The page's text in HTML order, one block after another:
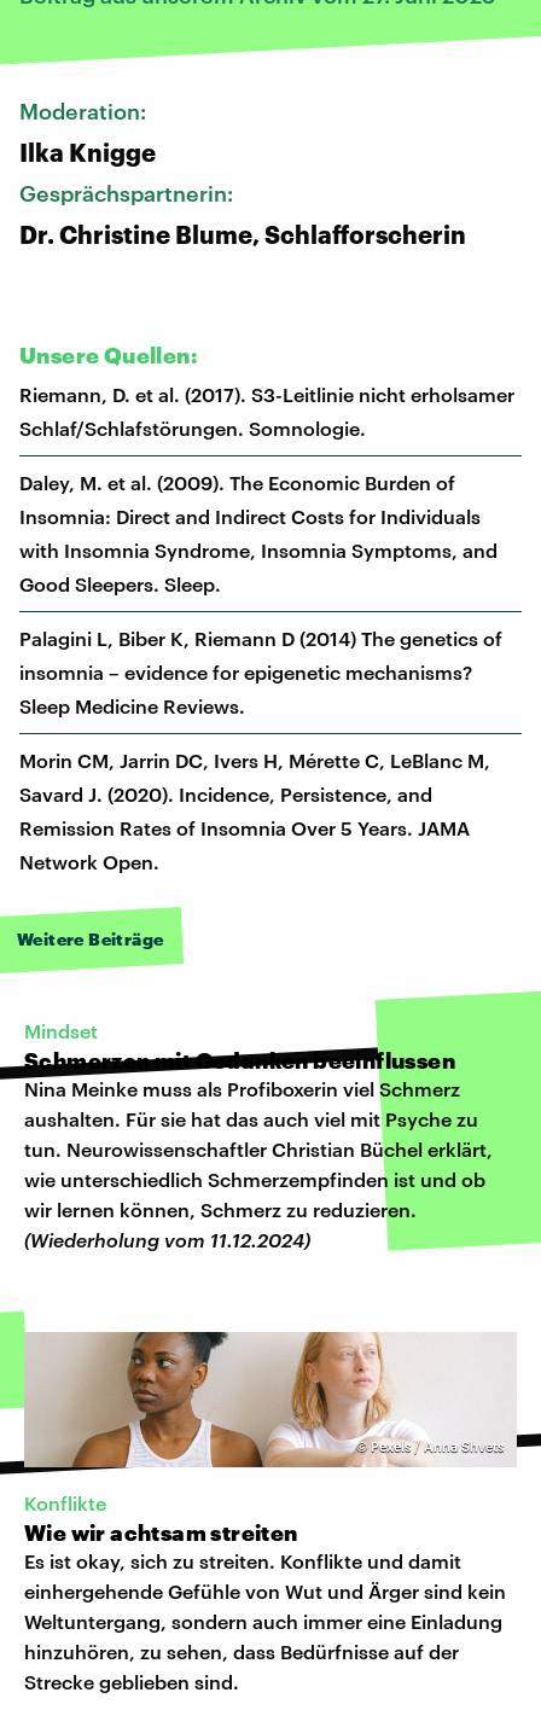
Moderation:
Ilka Knigge
Gesprächspartnerin:
Dr. Christine Blume, Schlafforscherin
Unsere Quellen:
Riemann, D. et al. (2017). S3-Leitlinie nicht erholsamer
Schlaf/Schlafstörungen. Somnologie.
Daley, M. et al. (2009). The Economic Burden of
Insomnia: Direct and Indirect Costs for Individuals
with Insomnia Syndrome, Insomnia Symptoms, and
Good Sleepers. Sleep.
Palagini L, Biber K, Riemann D (2014) The genetics of
insomnia – evidence for epigenetic mechanisms?
Sleep Medicine Reviews.
Morin CM, Jarrin DC, Ivers H, Mérette C, LeBlanc M,
Savard J. (2020). Incidence, Persistence, and
Remission Rates of Insomnia Over 5 Years. JAMA
Network Open.
Weitere Beiträge
Mindset
Schmerzen mit Gedanken beeinflussen
Nina Meinke muss als Profiboxerin viel Schmerz
aushalten. Für sie hat das auch viel mit Psyche zu
tun. Neurowissenschaftler Christian Büchel erklärt,
wie unterschiedlich Schmerzempfinden ist und ob
wir lernen können, Schmerz zu reduzieren.
(Wiederholung vom 11.12.2024)
© Pexels / Anna Shvets
Konflikte
Wie wir achtsam streiten
Es ist okay, sich zu streiten. Konflikte und damit
einhergehende Gefühle von Wut und Ärger sind kein
Weltuntergang, sondern auch immer eine Einladung
hinzuhören, zu sehen, dass Bedürfnisse auf der
Strecke geblieben sind.